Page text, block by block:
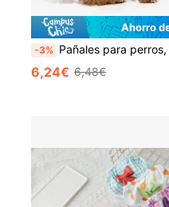
Ahorro
-3% Pañales para perros, pañales para cachorros, adecuados para el Caniche Toy, para el período menstrual de las mascotas, protegen la salud de las mascotas, el mejor regalo de
6,24€ 6,48€